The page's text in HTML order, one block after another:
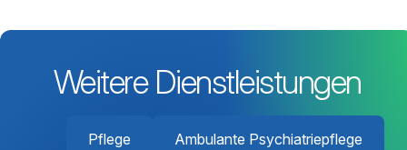
Weitere Dienstleistungen
Pflege Ambulante Psychiatriepflege